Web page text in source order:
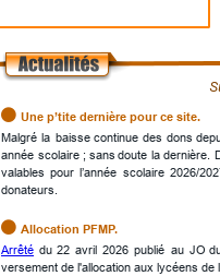
 Une p’tite dernière pour ce site.
Malgré la baisse continue des dons
année scolaire ; sans doute la dernière.
valables pour l’année scolaire 2026/
donateurs.
 Allocation PFMP.
Arrêté du 22 avril 2026 publié au JO
versement de l'allocation aux lycéens